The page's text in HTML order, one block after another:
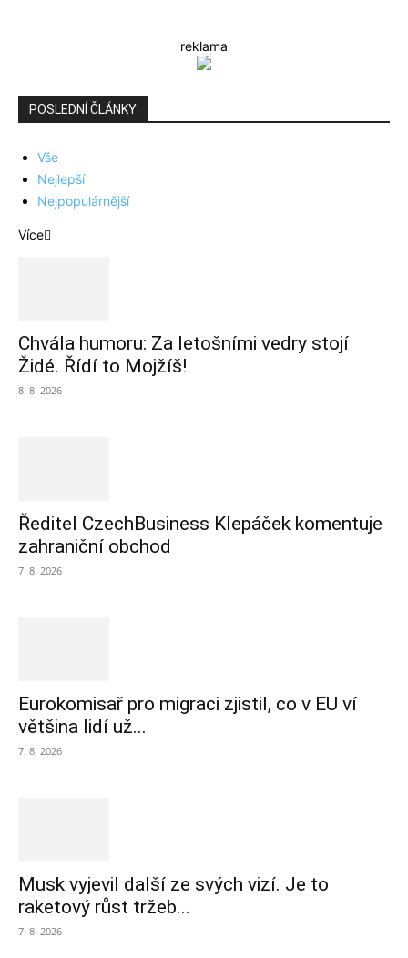
reklama
POSLEDNÍ ČLÁNKY
Vše
Nejlepší
Nejpopulárnější
Více
Chvála humoru: Za letošními vedry stojí
Židé. Řídí to Mojžíš!
8. 8. 2026
Ředitel CzechBusiness Klepáček komentuje
zahraniční obchod
7. 8. 2026
Eurokomisař pro migraci zjistil, co v EU ví
většina lidí už...
7. 8. 2026
Musk vyjevil další ze svých vizí. Je to
raketový růst tržeb...
7. 8. 2026